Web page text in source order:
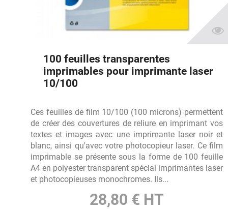
100 feuilles transparentes
imprimables pour imprimante laser
10/100
Ces feuilles de film 10/100 (100 microns) permettent
de créer des couvertures de reliure en imprimant vos
textes et images avec une imprimante laser noir et
blanc, ainsi qu'avec votre photocopieur laser. Ce film
imprimable se présente sous la forme de 100 feuille
A4 en polyester transparent spécial imprimantes laser
et photocopieuses monochromes. Ils...
28,80 € HT